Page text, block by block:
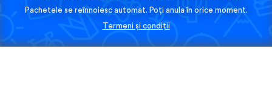
Pachetele se reînnoiesc automat. Poți anula în orice moment.
Termeni și condiții